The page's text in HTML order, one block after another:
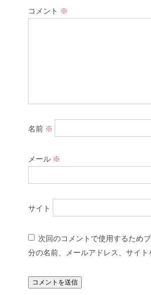
コメント ※
名前 ※
メール ※
サイト
次回のコメントで使用するため
分の名前、メールアドレス、サイト